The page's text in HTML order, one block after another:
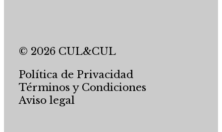
© 2026 CUL&CUL
Política de Privacidad
Términos y Condiciones
Aviso legal